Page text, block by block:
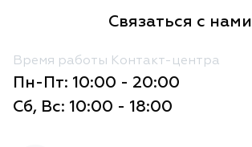
Связаться с нами
Время работы Контакт-центра
Пн-Пт: 10:00 - 20:00
Сб, Вс: 10:00 - 18:00